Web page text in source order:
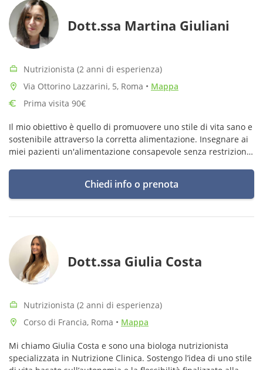
Dott.ssa Martina Giuliani
Nutrizionista (2 anni di esperienza)
Via Ottorino Lazzarini, 5, Roma • Mappa
Prima visita 90€
Il mio obiettivo è quello di promuovere uno stile di vita sano e
sostenibile attraverso la corretta alimentazione. Insegnare ai
miei pazienti un'alimentazione consapevole senza restrizioni
Chiedi info o prenota
Dott.ssa Giulia Costa
Nutrizionista (2 anni di esperienza)
Corso di Francia, Roma • Mappa
Mi chiamo Giulia Costa e sono una biologa nutrizionista
specializzata in Nutrizione Clinica. Sostengo l’idea di uno stile